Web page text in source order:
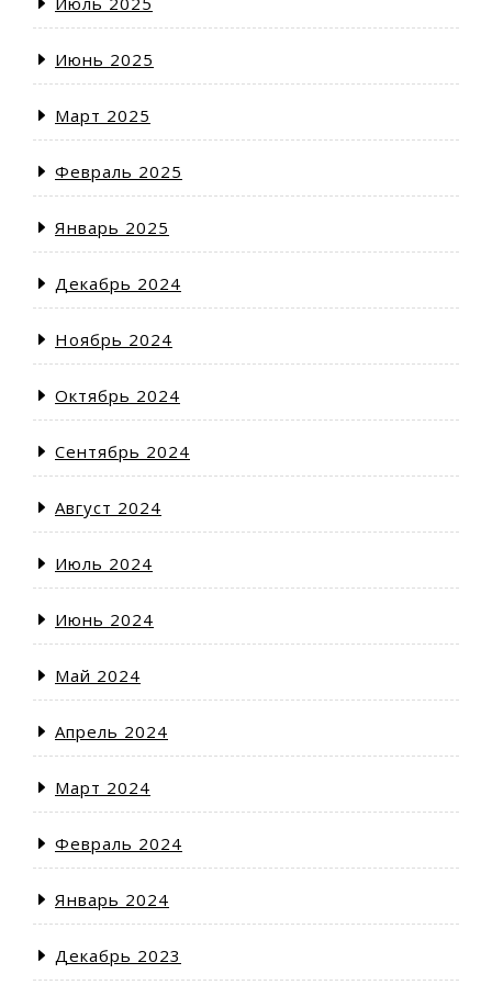
Июнь 2025
Март 2025
Февраль 2025
Январь 2025
Декабрь 2024
Ноябрь 2024
Октябрь 2024
Сентябрь 2024
Август 2024
Июль 2024
Июнь 2024
Май 2024
Апрель 2024
Март 2024
Февраль 2024
Январь 2024
Декабрь 2023